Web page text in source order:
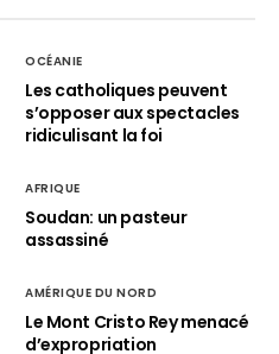
OCÉANIE
Les catholiques peuvent
s’opposer aux spectacles
ridiculisant la foi
AFRIQUE
Soudan: un pasteur
assassiné
AMÉRIQUE DU NORD
Le Mont Cristo Rey menacé
d’expropriation